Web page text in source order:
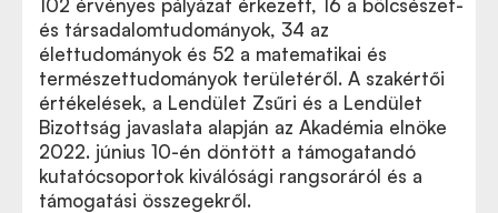
102 érvényes pályázat érkezett, 16 a bölcsészet-
és társadalomtudományok, 34 az
élettudományok és 52 a matematikai és
természettudományok területéről. A szakértői
értékelések, a Lendület Zsűri és a Lendület
Bizottság javaslata alapján az Akadémia elnöke
2022. június 10-én döntött a támogatandó
kutatócsoportok kiválósági rangsoráról és a
támogatási összegekről.